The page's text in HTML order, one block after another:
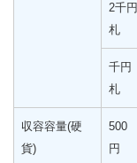
2千円
札
千円
札
収容容量(硬
貨)
500
円